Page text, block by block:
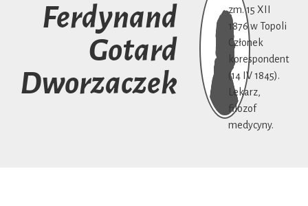
Ferdynand
Gotard
Dworzaczek
zm. 15 XII
1876 w Topoli
Członek
korespondent
(14 IV 1845).
Lekarz,
filozof
medycyny.